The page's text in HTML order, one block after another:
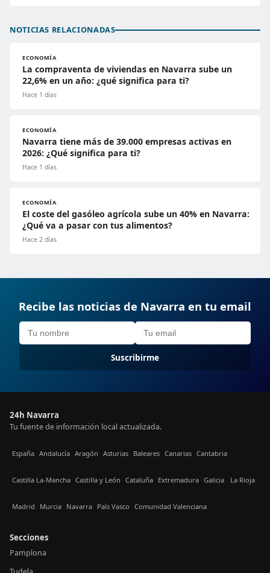
NOTICIAS RELACIONADAS
ECONOMÍA
La compraventa de viviendas en Navarra sube un
22,6% en un año: ¿qué significa para ti?
Hace 1 días
ECONOMÍA
Navarra tiene más de 39.000 empresas activas en
2026: ¿Qué significa para ti?
Hace 1 días
ECONOMÍA
El coste del gasóleo agrícola sube un 40% en Navarra:
¿Qué va a pasar con tus alimentos?
Hace 2 días
Recibe las noticias de Navarra en tu email
Suscribirme
24h Navarra
Tu fuente de información local actualizada.
España Andalucía Aragón Asturias Baleares Canarias Cantabria
Castilla La-Mancha Castilla y León Cataluña Extremadura Galicia La Rioja
Madrid Murcia Navarra País Vasco Comunidad Valenciana
Secciones
Pamplona